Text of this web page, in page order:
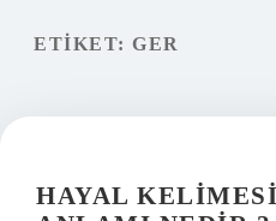
ETIKET: GER
HAYAL